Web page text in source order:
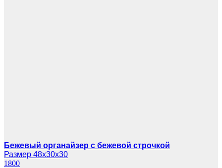
Бежевый органайзер с бежевой строчкой
Размер 48х30х30
1800